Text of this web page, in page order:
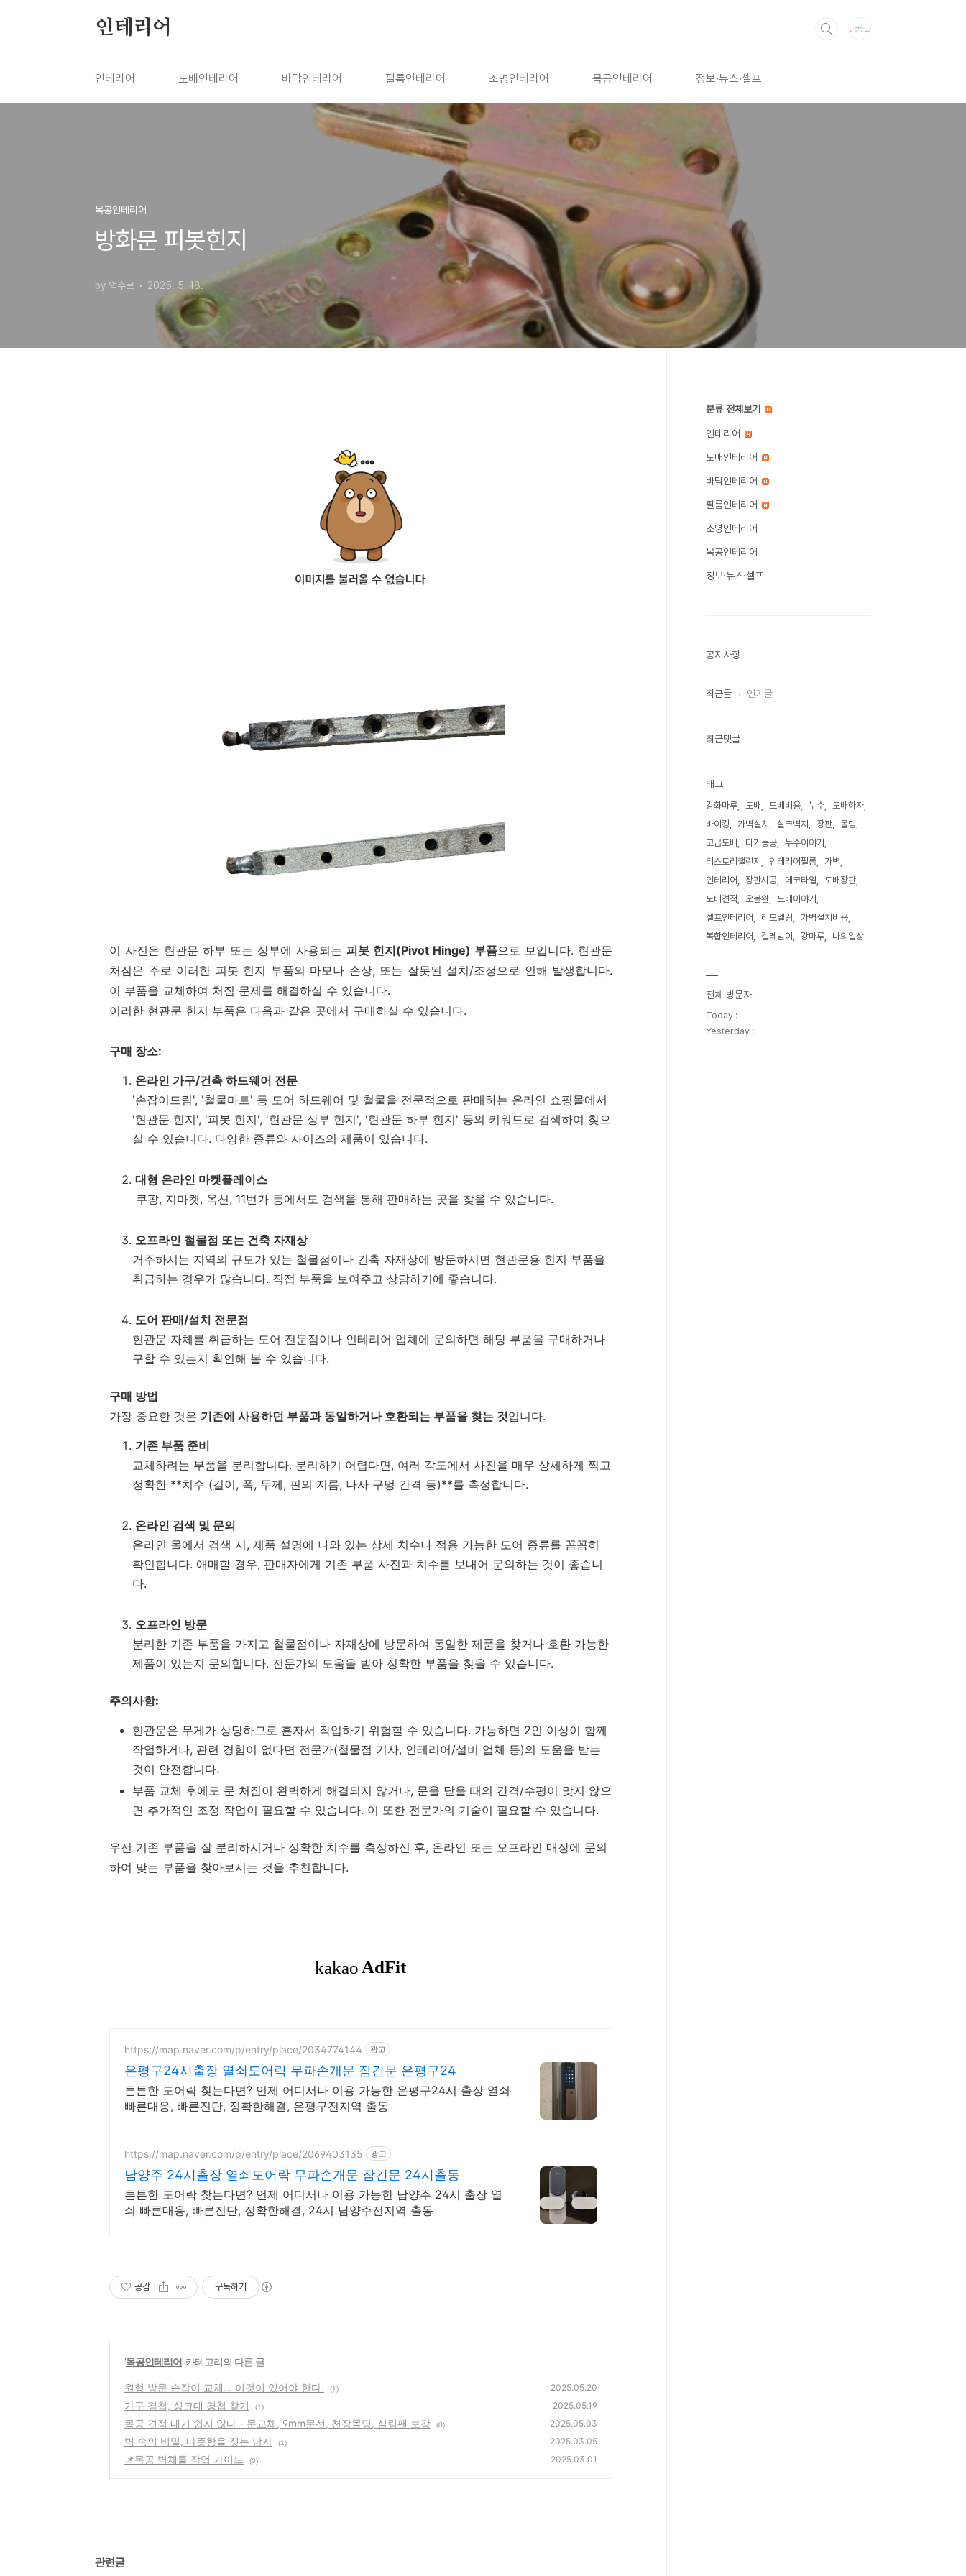
인테리어
인테리어 도배인테리어 바닥인테리어 필름인테리어 조명인테리어 목공인테리어 정보·뉴스·셀프
목공인테리어
방화문 피봇힌지
by 억수르 2025. 5. 18.
이 사진은 현관문 하부 또는 상부에 사용되는 피봇 힌지(Pivot Hinge) 부품으로 보입니다. 현관문
처짐은 주로 이러한 피봇 힌지 부품의 마모나 손상, 또는 잘못된 설치/조정으로 인해 발생합니다.
이 부품을 교체하여 처짐 문제를 해결하실 수 있습니다.
이러한 현관문 힌지 부품은 다음과 같은 곳에서 구매하실 수 있습니다.
구매 장소:
온라인 가구/건축 하드웨어 전문
'손잡이드림', '철물마트' 등 도어 하드웨어 및 철물을 전문적으로 판매하는 온라인 쇼핑몰에서
'현관문 힌지', '피봇 힌지', '현관문 상부 힌지', '현관문 하부 힌지' 등의 키워드로 검색하여 찾으
실 수 있습니다. 다양한 종류와 사이즈의 제품이 있습니다.
대형 온라인 마켓플레이스
쿠팡, 지마켓, 옥션, 11번가 등에서도 검색을 통해 판매하는 곳을 찾을 수 있습니다.
오프라인 철물점 또는 건축 자재상
거주하시는 지역의 규모가 있는 철물점이나 건축 자재상에 방문하시면 현관문용 힌지 부품을
취급하는 경우가 많습니다. 직접 부품을 보여주고 상담하기에 좋습니다.
도어 판매/설치 전문점
현관문 자체를 취급하는 도어 전문점이나 인테리어 업체에 문의하면 해당 부품을 구매하거나
구할 수 있는지 확인해 볼 수 있습니다.
구매 방법
가장 중요한 것은 기존에 사용하던 부품과 동일하거나 호환되는 부품을 찾는 것입니다.
기존 부품 준비
교체하려는 부품을 분리합니다. 분리하기 어렵다면, 여러 각도에서 사진을 매우 상세하게 찍고
정확한 **치수 (길이, 폭, 두께, 핀의 지름, 나사 구멍 간격 등)**를 측정합니다.
온라인 검색 및 문의
온라인 몰에서 검색 시, 제품 설명에 나와 있는 상세 치수나 적용 가능한 도어 종류를 꼼꼼히
확인합니다. 애매할 경우, 판매자에게 기존 부품 사진과 치수를 보내어 문의하는 것이 좋습니
다.
오프라인 방문
분리한 기존 부품을 가지고 철물점이나 자재상에 방문하여 동일한 제품을 찾거나 호환 가능한
제품이 있는지 문의합니다. 전문가의 도움을 받아 정확한 부품을 찾을 수 있습니다.
주의사항:
현관문은 무게가 상당하므로 혼자서 작업하기 위험할 수 있습니다. 가능하면 2인 이상이 함께
작업하거나, 관련 경험이 없다면 전문가(철물점 기사, 인테리어/설비 업체 등)의 도움을 받는
것이 안전합니다.
부품 교체 후에도 문 처짐이 완벽하게 해결되지 않거나, 문을 닫을 때의 간격/수평이 맞지 않으
면 추가적인 조정 작업이 필요할 수 있습니다. 이 또한 전문가의 기술이 필요할 수 있습니다.
우선 기존 부품을 잘 분리하시거나 정확한 치수를 측정하신 후, 온라인 또는 오프라인 매장에 문의
하여 맞는 부품을 찾아보시는 것을 추천합니다.
https://map.naver.com/p/entry/place/2034774144 광고
은평구24시출장 열쇠도어락 무파손개문 잠긴문 은평구24
튼튼한 도어락 찾는다면? 언제 어디서나 이용 가능한 은평구24시 출장 열쇠
빠른대응, 빠른진단, 정확한해결, 은평구전지역 출동
https://map.naver.com/p/entry/place/2069403135 광고
남양주 24시출장 열쇠도어락 무파손개문 잠긴문 24시출동
튼튼한 도어락 찾는다면? 언제 어디서나 이용 가능한 남양주 24시 출장 열
쇠 빠른대응, 빠른진단, 정확한해결, 24시 남양주전지역 출동
공감 구독하기
'목공인테리어' 카테고리의 다른 글
원형 방문 손잡이 교체... 이것이 있어야 한다. (1) 2025.05.20
가구 경첩, 싱크대 경첩 찾기 (1) 2025.05.19
목공 견적 내기 쉽지 않다 - 문교체, 9mm문선, 천장몰딩, 실링팬 보강 (0) 2025.05.03
벽 속의 비밀, 따뜻함을 짓는 남자 (1) 2025.03.05
📌목공 벽체틀 작업 가이드 (0) 2025.03.01
관련글
분류 전체보기
인테리어
도배인테리어
바닥인테리어
필름인테리어
조명인테리어
목공인테리어
정보·뉴스·셀프
공지사항
최근글 인기글
최근댓글
태그
강화마루 도배 도배비용 누수
도배하자
바이킹
가벽설치 실크벽지 장판
몰딩
고급도배
다기능공
누수이야기
티스토리챌린지
인테리어필름
가벽
인테리어
장판시공 데코타일
도배장판
도배견적
오블완
도배이야기
셀프인테리어
리모델링
가벽설치비용
복합인테리어
걸레받이 강마루 나의일상
전체 방문자
Today :
Yesterday :